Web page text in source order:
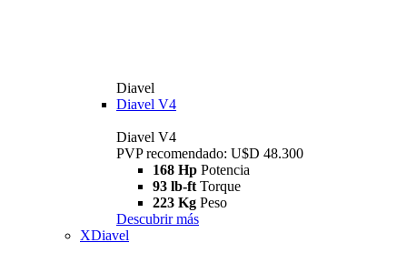
Diavel
Diavel V4
Diavel V4
PVP recomendado: U$D 48.300
168 Hp Potencia
93 lb-ft Torque
223 Kg Peso
Descubrir más
XDiavel